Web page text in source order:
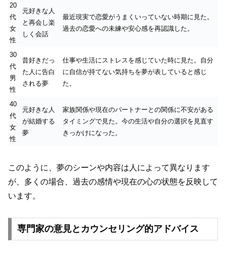
20
代
女
性
元好きな人
と再会し楽
しく会話
最近現実で恋愛がうまくいっていない時期に見た。
過去の恋愛への未練や安心感を再認識した。
30
代
男
性
昔好きだっ
た人に告白
される夢
仕事や生活にストレスを感じていた時に見た。自分
に自信が持てない気持ちを夢が表していると感じ
た。
40
代
女
性
元好きな人
が結婚する
夢
家族関係や現在のパートナーとの関係に不安がある
タイミングで見た。今の生活や自分の選択を見直す
きっかけになった。
このように、夢のシーンや内容は人によって異なります
が、多くの場合、過去の感情や現在の心の状態を反映して
います。
専門家の意見とカウンセリング的アドバイス